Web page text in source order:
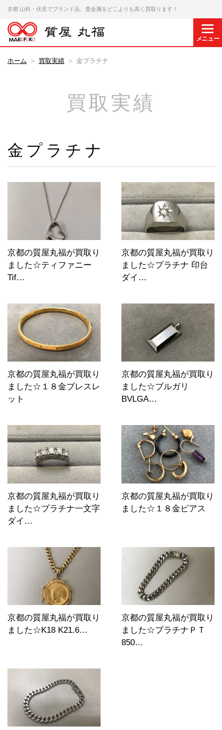
京都 山科・伏見でブランド品、貴金属をどこよりも高く買取ります！
メニュー
ホーム 買取実績 金プラチナ
買取実績
金プラチナ
京都の質屋丸福が買取り
ました☆ティファニー
Tif…
京都の質屋丸福が買取り
ました☆プラチナ 印台
ダイ…
京都の質屋丸福が買取り
ました☆１８金ブレスレ
ット
京都の質屋丸福が買取り
ました☆ブルガリ
BVLGA…
京都の質屋丸福が買取り
ました☆プラチナ一文字
ダイ…
京都の質屋丸福が買取り
ました☆１８金ピアス
京都の質屋丸福が買取り
ました☆K18 K21.6…
京都の質屋丸福が買取り
ました☆プラチナＰＴ
850…